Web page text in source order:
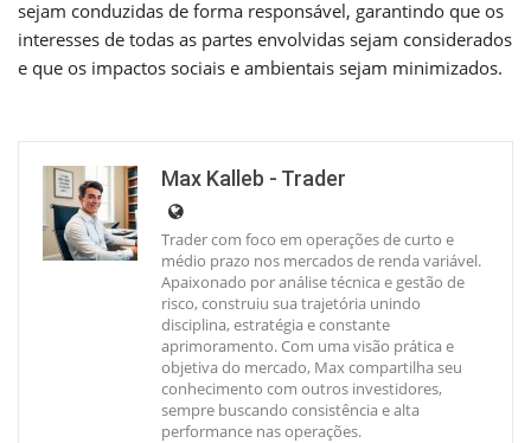
sejam conduzidas de forma responsável, garantindo que os
interesses de todas as partes envolvidas sejam considerados
e que os impactos sociais e ambientais sejam minimizados.
Max Kalleb - Trader
Trader com foco em operações de curto e
médio prazo nos mercados de renda variável.
Apaixonado por análise técnica e gestão de
risco, construiu sua trajetória unindo
disciplina, estratégia e constante
aprimoramento. Com uma visão prática e
objetiva do mercado, Max compartilha seu
conhecimento com outros investidores,
sempre buscando consistência e alta
performance nas operações.